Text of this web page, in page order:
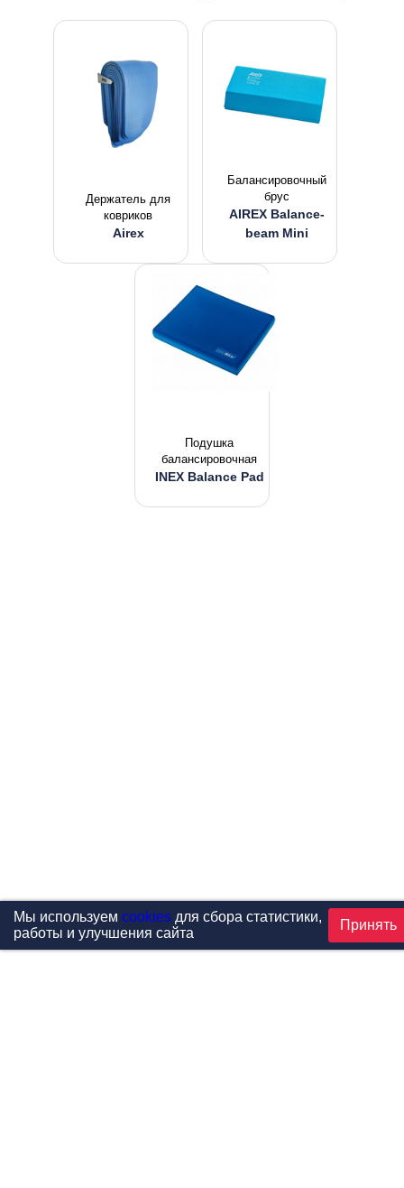
Держатель для
ковриков
Airex
Балансировочный
брус
AIREX Balance-
beam Mini
Подушка
балансировочная
INEX Balance Pad
Мы используем cookiesдля сбора статистики,
работы и улучшения сайта
Принять